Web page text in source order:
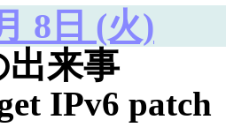
8日 (火)
来事
IPv6 patch